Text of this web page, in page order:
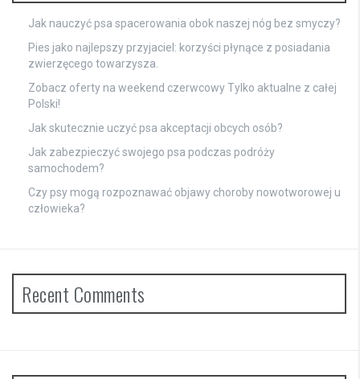
Jak nauczyć psa spacerowania obok naszej nóg bez smyczy?
Pies jako najlepszy przyjaciel: korzyści płynące z posiadania
zwierzęcego towarzysza.
Zobacz oferty na weekend czerwcowyTylko aktualne z całej
Polski!
Jak skutecznie uczyć psa akceptacji obcych osób?
Jak zabezpieczyć swojego psa podczas podróży
samochodem?
Czy psy mogą rozpoznawać objawy choroby nowotworowej u
człowieka?
Recent Comments